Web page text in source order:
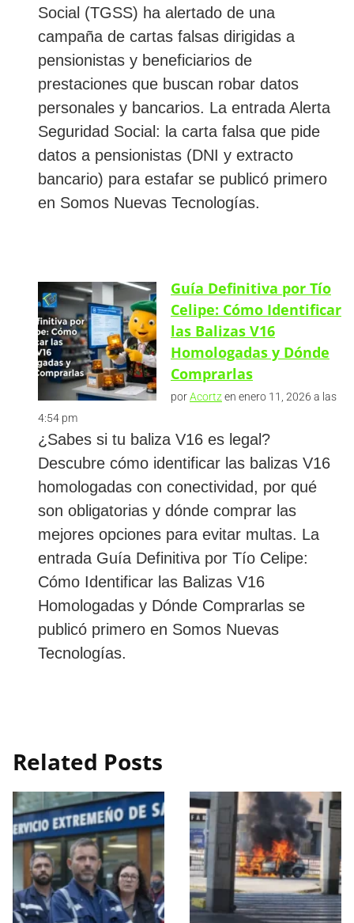
Social (TGSS) ha alertado de una
campaña de cartas falsas dirigidas a
pensionistas y beneficiarios de
prestaciones que buscan robar datos
personales y bancarios. La entrada Alerta
Seguridad Social: la carta falsa que pide
datos a pensionistas (DNI y extracto
bancario) para estafar se publicó primero
en Somos Nuevas Tecnologías.
Guía Definitiva por Tío
Celipe: Cómo Identificar
las Balizas V16
Homologadas y Dónde
Comprarlas
porAcortz en enero 11, 2026 a las
4:54 pm
¿Sabes si tu baliza V16 es legal?
Descubre cómo identificar las balizas V16
homologadas con conectividad, por qué
son obligatorias y dónde comprar las
mejores opciones para evitar multas. La
entrada Guía Definitiva por Tío Celipe:
Cómo Identificar las Balizas V16
Homologadas y Dónde Comprarlas se
publicó primero en Somos Nuevas
Tecnologías.
Related Posts